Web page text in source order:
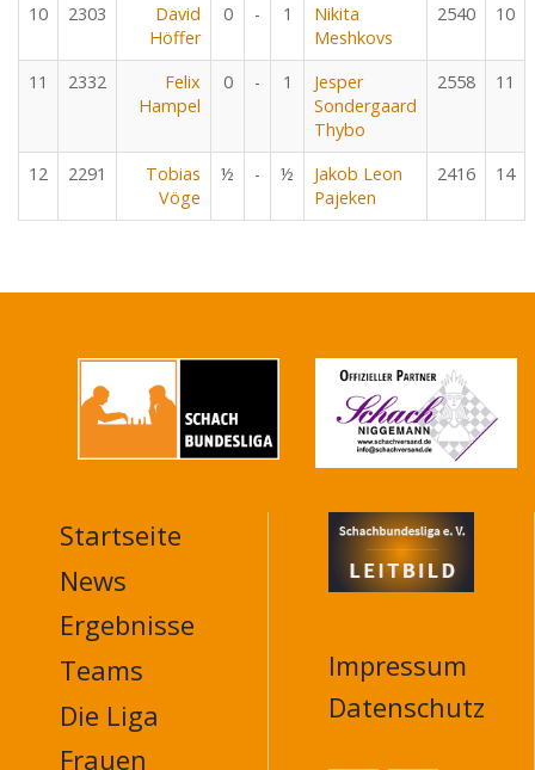
10 2303
David
Höffer
0 - 1
Nikita
Meshkovs
2540 10
11 2332
Felix
Hampel
0 - 1
Jesper
Sondergaard
Thybo
2558 11
12 2291
Tobias
Vöge
½ - ½
Jakob Leon
Pajeken
2416 14
MAIN
NAVIGATION
FOOTER
Startseite
News
Ergebnisse
Teams
Die Liga
Frauen
Impressum
Datenschutz